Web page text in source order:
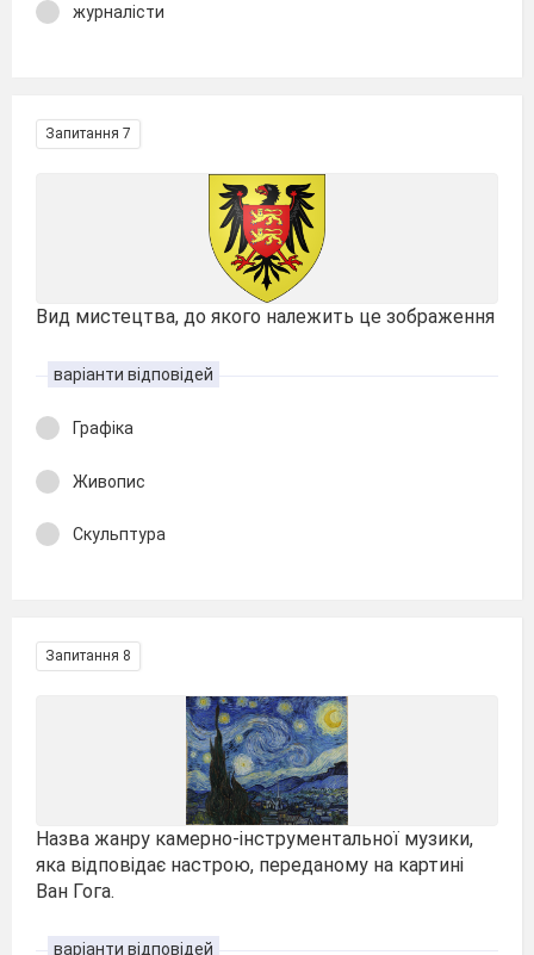
журналісти
Запитання 7
Вид мистецтва, до якого належить це зображення
варіанти відповідей
Графіка
Живопис
Скульптура
Запитання 8
Назва жанру камерно-інструментальної музики,
яка відповідає настрою, переданому на картині
Ван Гога.
варіанти відповідей